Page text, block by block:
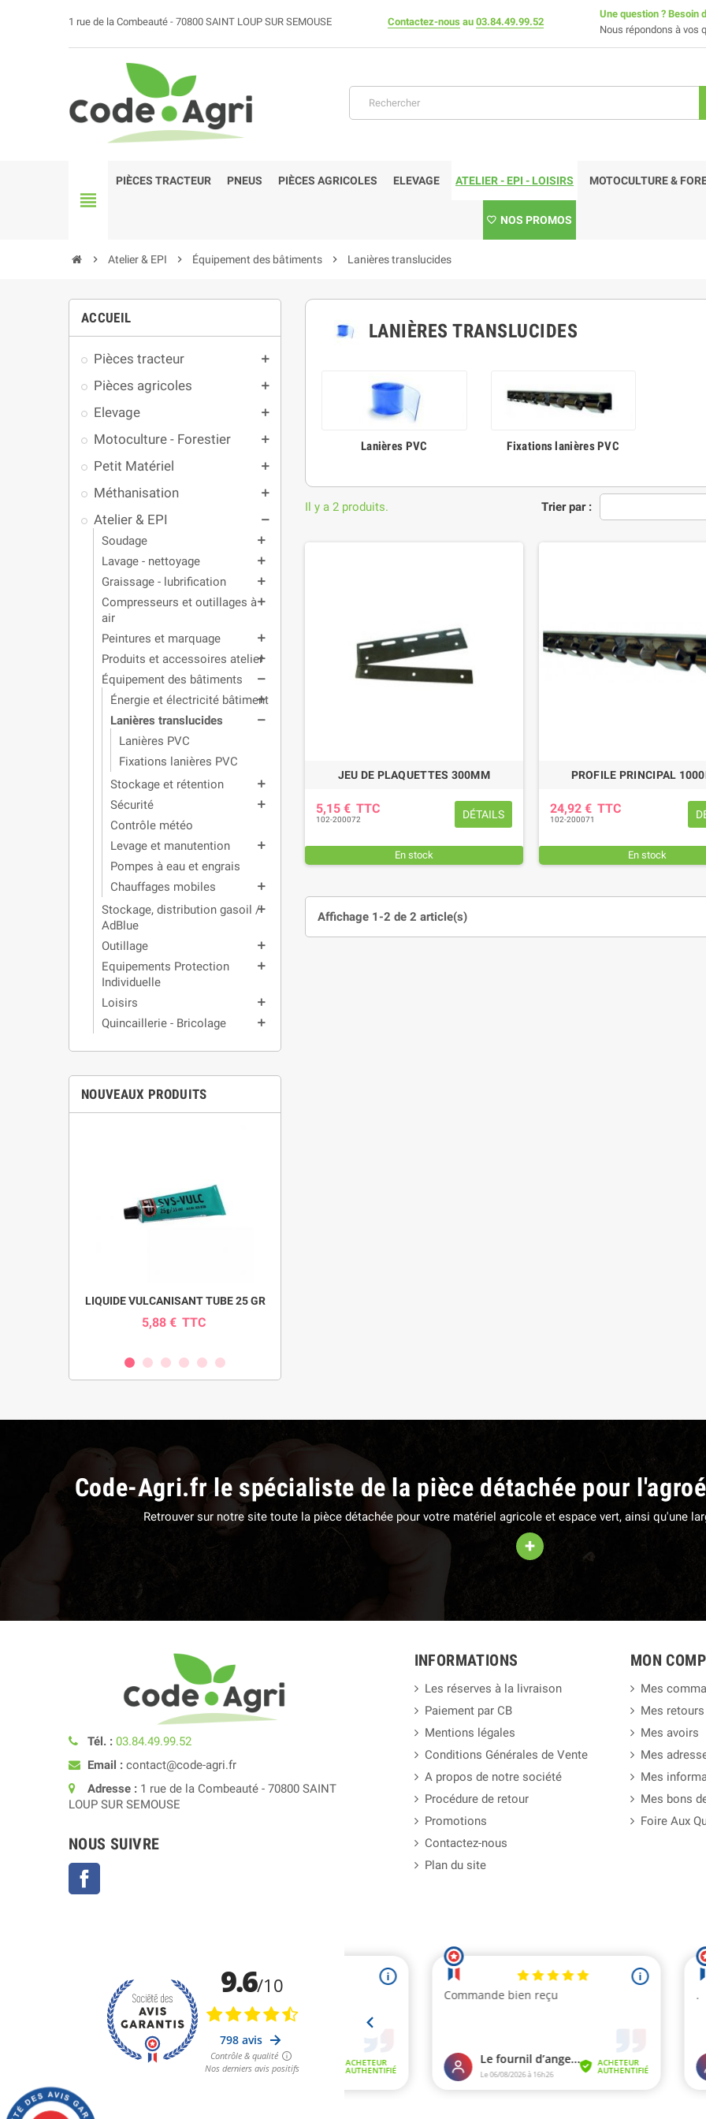
1 rue de la Combeauté - 70800 SAINT LOUP SUR SEMOUSE Contactez-nous au 03.84.49.99.52
Une question ? Besoin
Nous répondons à vos
view_headline
PIÈCES TRACTEUR PNEUS PIÈCES AGRICOLES ELEVAGE ATELIER - EPI - LOISIRS MOTOCULTURE &
NOS PROMOS
chevron_right Atelier & EPI chevron_right Équipement des bâtiments chevron_right Lanières translucides
ACCUEIL
Pièces tracteur add
Pièces agricoles add
Elevage add
Motoculture - Forestier add
Petit Matériel add
Méthanisation add
Atelier & EPI remove
Soudage add
Lavage - nettoyage add
Graissage - lubrification add
Compresseurs et outillages à
air
add
Peintures et marquage add
Produits et accessoires atelier
add
Équipement des bâtiments remove
Énergie et électricité bâtiment
add
Lanières translucides remove
Lanières PVC
Fixations lanières PVC
Stockage et rétention
add
Sécurité add
Contrôle météo
Levage et manutention
add
Pompes à eau et engrais
Chauffages mobiles
add
Stockage, distribution gasoil /
AdBlue
add
Outillage add
Equipements Protection
Individuelle
add
Loisirs add
Quincaillerie - Bricolage add
NOUVEAUX PRODUITS
LIQUIDE VULCANISANT TUBE 25 GR
5,88 € TTC
LANIÈRES TRANSLUCIDES
Lanières PVC Fixations lanières PVC
Trier par :
Il y a 2 produits.
JEU DE PLAQUETTES 300MM
5,15 € TTC
102-200072 DÉTAILS
En stock
PROFILE PRINCIPAL
24,92 € TTC
102-200071
En stock
Affichage 1-2 de 2 article(s)
Code-Agri.fr le spécialiste de la pièce détachée pour
Retrouver sur notre site toute la pièce détachée pour votre matériel agricole et espace vert, ainsi qu'une
+
Tél. : 03.84.49.99.52
Email : contact@code-agri.fr
Adresse : 1 rue de la Combeauté - 70800 SAINT
LOUP SUR SEMOUSE
NOUS SUIVRE
INFORMATIONS
Les réserves à la livraison
Paiement par CB
Mentions légales
Conditions Générales de Vente
A propos de notre société
Procédure de retour
Promotions
Contactez-nous
Plan du site
MON
Mes
Mes
Mes avoirs
Mes
Mes
Mes bons
Foire Aux